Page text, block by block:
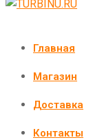
Главная
Магазин
Доставка
Контакты